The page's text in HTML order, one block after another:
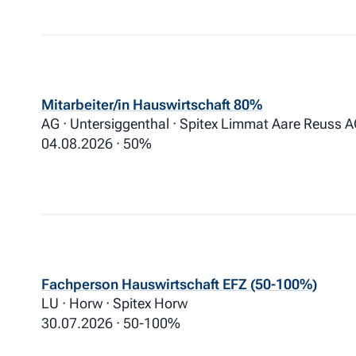
Mitarbeiter/in Hauswirtschaft 80%
AG · Untersiggenthal · Spitex Limmat Aare Reuss
04.08.2026
50%
Fachperson Hauswirtschaft EFZ (50-100%)
LU · Horw · Spitex Horw
30.07.2026
50-100%